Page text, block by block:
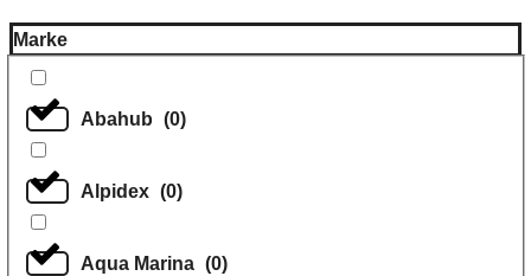
Marke
Abahub (0)
Alpidex (0)
Aqua Marina (0)